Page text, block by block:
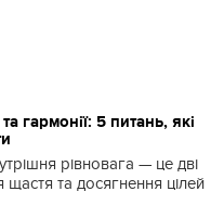
гармонії: 5 питань, які
рівновага — це дві
та досягнення цілей